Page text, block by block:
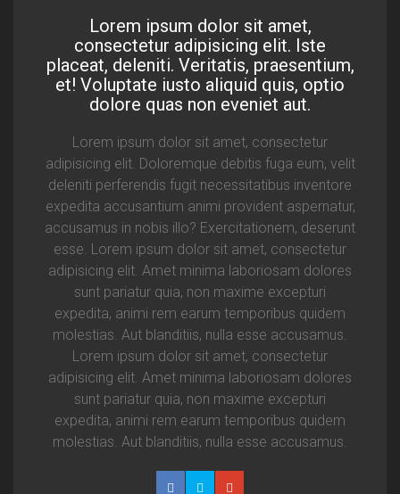
Lorem ipsum dolor sit amet,
consectetur adipisicing elit. Iste
placeat, deleniti. Veritatis, praesentium,
et! Voluptate iusto aliquid quis, optio
dolore quas non eveniet aut.
Lorem ipsum dolor sit amet, consectetur
adipisicing elit. Doloremque debitis fuga eum, velit
deleniti perferendis fugit necessitatibus inventore
expedita accusantium animi provident aspernatur,
accusamus in nobis illo? Exercitationem, deserunt
esse. Lorem ipsum dolor sit amet, consectetur
adipisicing elit. Amet minima laboriosam dolores
sunt pariatur quia, non maxime excepturi
expedita, animi rem earum temporibus quidem
molestias. Aut blanditiis, nulla esse accusamus.
Lorem ipsum dolor sit amet, consectetur
adipisicing elit. Amet minima laboriosam dolores
sunt pariatur quia, non maxime excepturi
expedita, animi rem earum temporibus quidem
molestias. Aut blanditiis, nulla esse accusamus.